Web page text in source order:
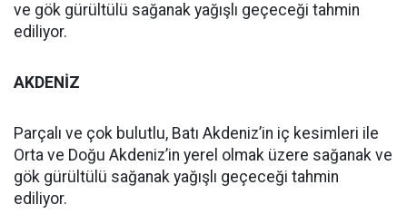
ve gök gürültülü sağanak yağışlı geçeceği tahmin
ediliyor.
AKDENİZ
Parçalı ve çok bulutlu, Batı Akdeniz’in iç kesimleri ile
Orta ve Doğu Akdeniz’in yerel olmak üzere sağanak ve
gök gürültülü sağanak yağışlı geçeceği tahmin
ediliyor.